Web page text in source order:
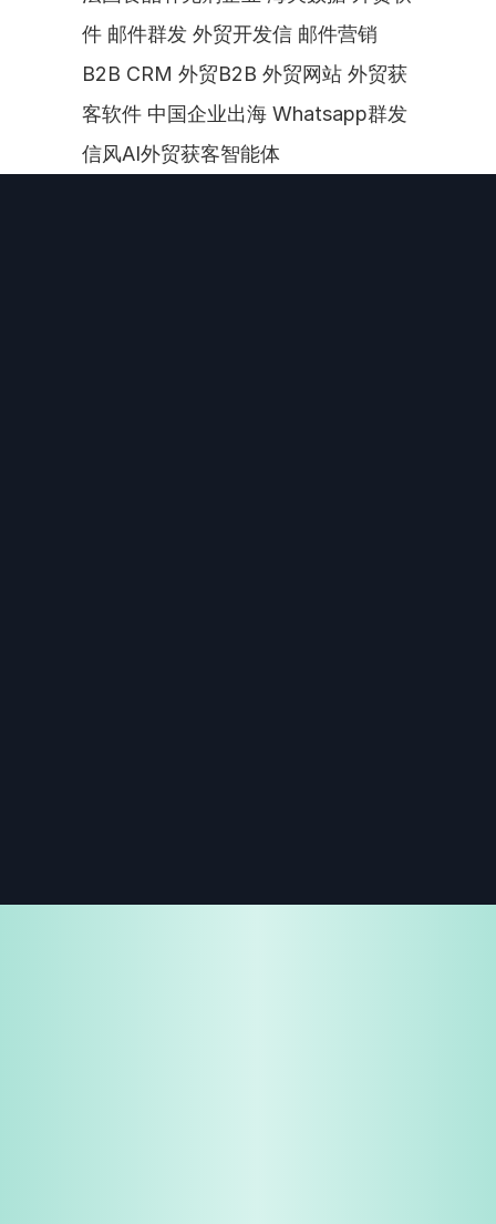
件 邮件群发 外贸开发信 邮件营销
B2B CRM 外贸B2B 外贸网站 外贸获
客软件 中国企业出海 Whatsapp群发
信风AI外贸获客智能体